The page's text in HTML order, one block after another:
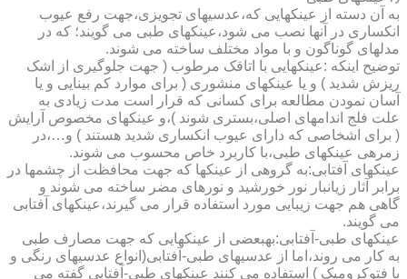
به آن دسته از عینکهایی که،عدسیهای تجویزی،جهت رفع عیوب
انکساری در آنها نصب می شود،عینکهای طبی می گویند؛ که در
مدلهای گوناگون و با مواد مختلف ساخته می شوند.
توضیح اینکه :عینکهایی با اتاقک مرطوب ( جهت جلوگیری از اشک
ریزش شدید ) و یا عینکهای منشوری ( برای موارد کم بینایی و یا
آسان نمودن مطالعه برای کسانی که قرار است مدت زیادی به
علت فلج اندامهای اصلی،بستری شوند )،و عینکهای مخصوص آرایش
( برای اشخاصی که دارای عیوب انکساری شدید هستند ) و…،در
زمره­ی عینکهای طبی،با کاربرد خاص محسوب می شوند.
عینکهای آفتابی:به گروهی از عینکها که جهت محافظت از چشمها در
برابر آثار زیانبار نور خورشید و نورهای مضر ساخته می شوند و
گاهی هم جهت زیبایی مورد استفاده قرار می گیرند،عینکهای آفتابی
می گویند.
عینکهای طبی-آفتابی:به­بعضی از عینکهایی که جهت مصارف طبی
به کار می روند،اما از عدسیهای طبی-آفتابی(انواع عدسیهای رنگی و
یا فتوکرومیک ) استفاده می کنند عینکهای طبی-آفتابی گفته می